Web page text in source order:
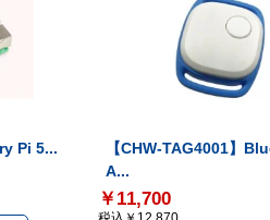
Pi 5...
【CHW-TAG4001】
A...
￥11,700
税込￥12,870